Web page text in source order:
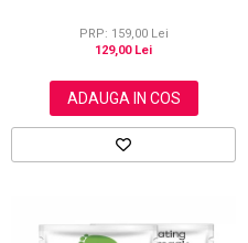
PRP: 159,00 Lei
129,00 Lei
ADAUGA IN COS